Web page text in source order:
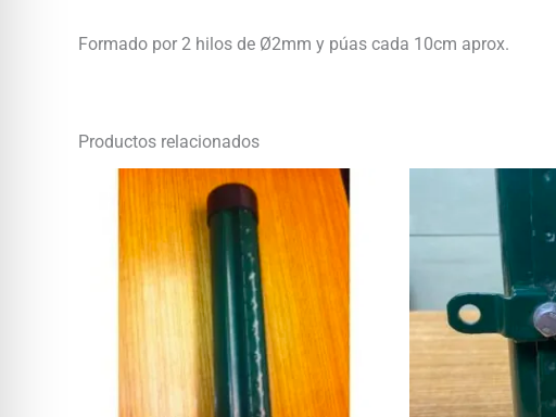
Formado por 2 hilos de Ø2mm y púas cada 10cm aprox.
Productos relacionados